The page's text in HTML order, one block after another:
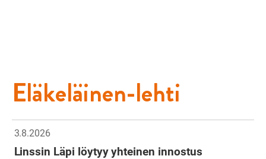
Eläkeläinen-lehti
3.8.2026
Linssin Läpi löytyy yhteinen innostus